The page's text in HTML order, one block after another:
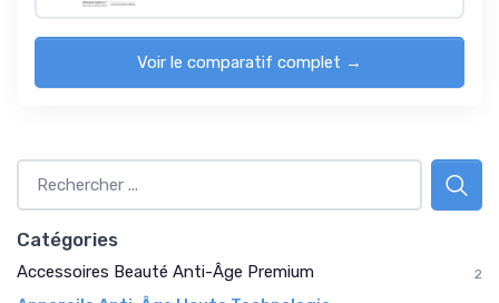
Voir le comparatif complet →
Catégories
Accessoires Beauté Anti-Âge Premium 2